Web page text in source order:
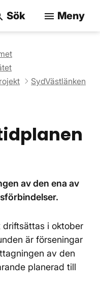
Sök menu Meny
SydVästlänken
av den ena av
driftsättas i oktober
är förseningar
av den
planerad till